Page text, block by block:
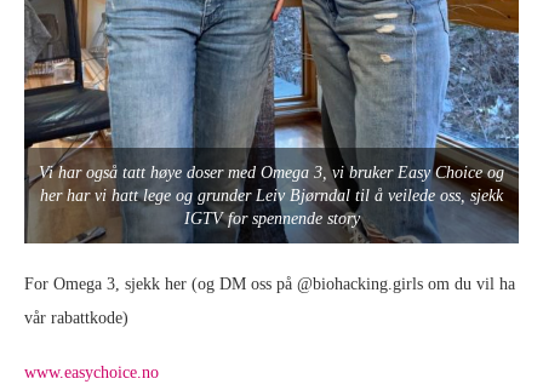
Vi har også tatt høye doser med Omega 3, vi bruker Easy Choice og
her har vi hatt lege og grunder Leiv Bjørndal til å veilede oss, sjekk
IGTV for spennende story
For Omega 3, sjekk her (og DM oss på @biohacking.girls om du vil ha
vår rabattkode)
www.easychoice.no